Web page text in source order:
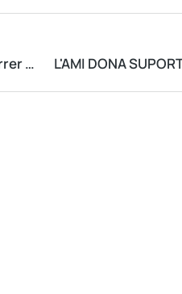
Un milió de persones torna a sortir al carrer per exigir llibertat i República